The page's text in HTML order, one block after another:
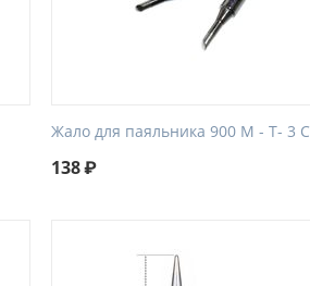
Жало для паяльника 900 М - Т- 3 C
138₽